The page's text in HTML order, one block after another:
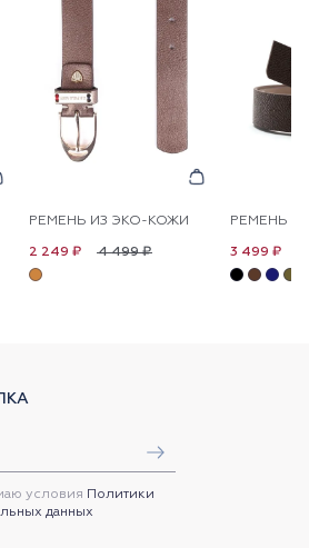
РЕМЕНЬ ИЗ ЭКО-КОЖИ
4 499 ₽
2 249 ₽
РЕМЕНЬ
3 499 ₽
условия Политики
данных